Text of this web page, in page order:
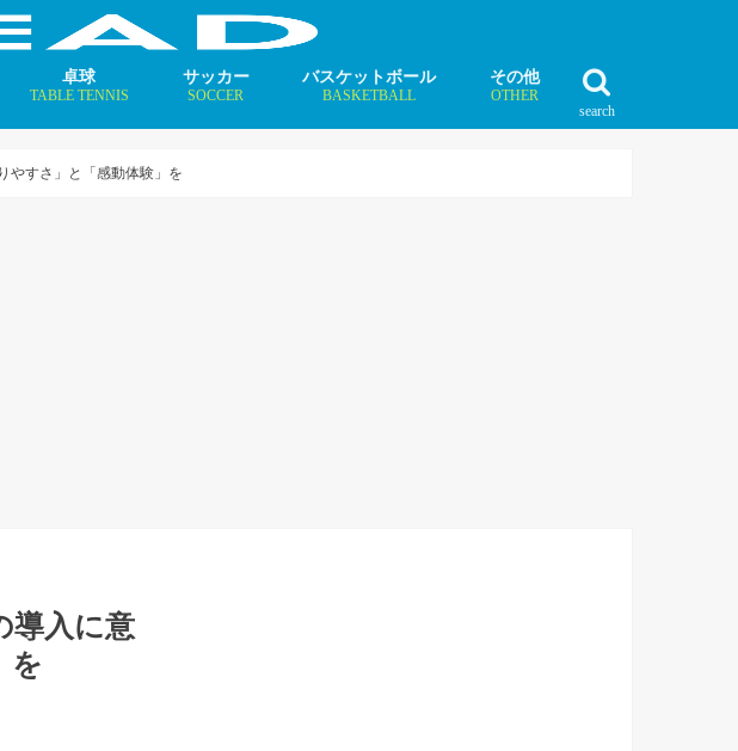
search
卓球
TABLE TENNIS
サッカー
SOCCER
バスケットボール
BASKETBALL
その他
OTHER
やすさ」と「感動体験」を
導入に意
を